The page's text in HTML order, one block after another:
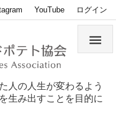
人の人生が変わるよう
生み出すことを目的に

YouTube ログイン